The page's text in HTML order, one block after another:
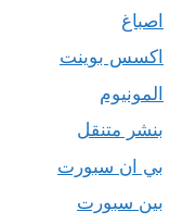
اصباغ
اكسس بوينت
المونيوم
بنشر متنقل
بي ان سبورت
بين سبورت